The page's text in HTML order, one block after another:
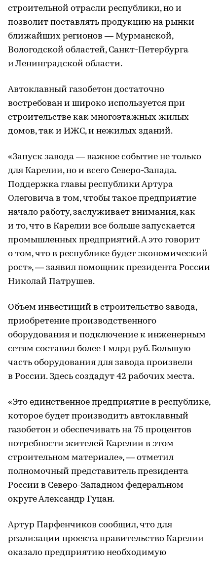
строительной отрасли республики, но и
позволит поставлять продукцию на рынки
ближайших регионов — Мурманской,
Вологодской областей, Санкт-Петербурга
и Ленинградской области.
Автоклавный газобетон достаточно
востребован и широко используется при
строительстве как многоэтажных жилых
домов, так и ИЖС, и нежилых зданий.
«Запуск завода — важное событие не только
для Карелии, но и всего Северо-Запада.
Поддержка главы республики Артура
Олеговича в том, чтобы такое предприятие
начало работу, заслуживает внимания, как
и то, что в Карелии все больше запускается
промышленных предприятий. А это говорит
о том, что в республике будет экономический
рост», — заявил помощник президента России
Николай Патрушев.
Объем инвестиций в строительство завода,
приобретение производственного
оборудования и подключение к инженерным
сетям составил более 1 млрд руб. Большую
часть оборудования для завода произвели
в России. Здесь создадут 42 рабочих места.
«Это единственное предприятие в республике,
которое будет производить автоклавный
газобетон и обеспечивать на 75 процентов
потребности жителей Карелии в этом
строительном материале», — отметил
полномочный представитель президента
России в Северо-Западном федеральном
округе Александр Гуцан.
Артур Парфенчиков сообщил, что для
реализации проекта правительство Карелии
оказало предприятию необходимую